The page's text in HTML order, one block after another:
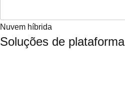
Nuvem híbrida
Soluções de plataforma